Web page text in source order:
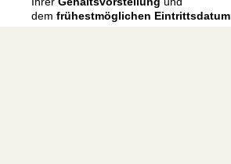
dem frühestmöglichen Eintrittsdatum